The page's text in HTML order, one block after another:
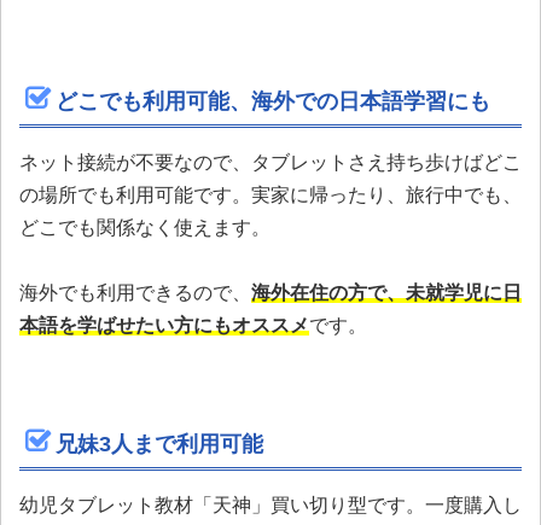
どこでも利用可能、海外での日本語学習にも
ネット接続が不要なので、タブレットさえ持ち歩けばどこ
の場所でも利用可能です。実家に帰ったり、旅行中でも、
どこでも関係なく使えます。
海外でも利用できるので、 海外在住の方で、未就学児に日
本語を学ばせたい方にもオススメです。
兄妹3人まで利用可能
幼児タブレット教材「天神」買い切り型です。一度購入し